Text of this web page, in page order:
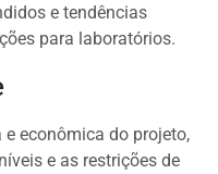
e tendências
para laboratórios.
econômica do projeto,
e as restrições de